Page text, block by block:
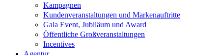
Kampagnen
Kundenveranstaltungen und Markenauftritte
Gala Event, Jubiläum und Award
Öffentliche Großveranstaltungen
Incentives